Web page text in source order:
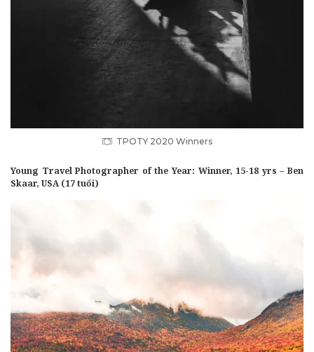
TPOTY 2020 Winners
Young Travel Photographer of the Year: Winner, 15-18 yrs – Ben
Skaar, USA (17 tuổi)